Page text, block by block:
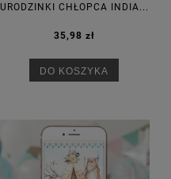
URODZINKI CHŁOPCA INDIA...
35,98 zł
DO KOSZYKA